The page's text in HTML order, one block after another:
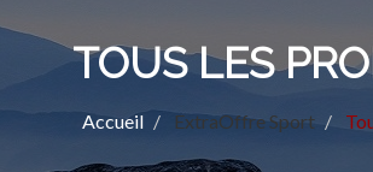
TOUS LES
Accueil ExtraOffre Sport